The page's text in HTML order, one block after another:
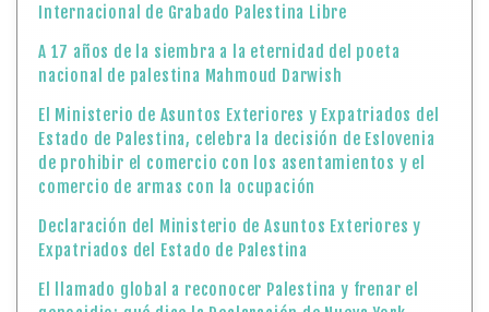
Internacional de Grabado Palestina Libre
A 17 años de la siembra a la eternidad del poeta
nacional de palestina Mahmoud Darwish
El Ministerio de Asuntos Exteriores y Expatriados del
Estado de Palestina, celebra la decisión de Eslovenia
de prohibir el comercio con los asentamientos y el
comercio de armas con la ocupación
Declaración del Ministerio de Asuntos Exteriores y
Expatriados del Estado de Palestina
El llamado global a reconocer Palestina y frenar el